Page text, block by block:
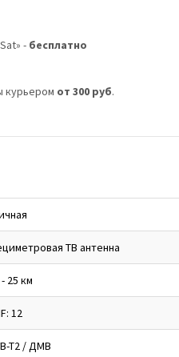
- бесплатно
курьером от 300 руб.
ТВ антенна
25 км
12
T2 / ДМВ